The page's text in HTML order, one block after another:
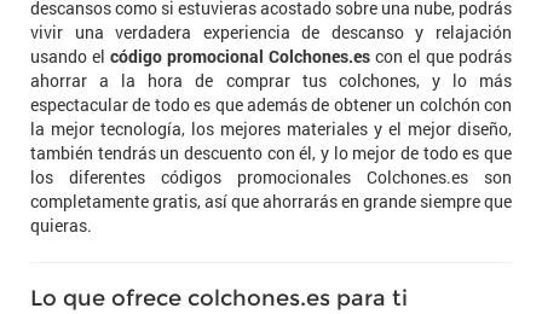
descansos como si estuvieras acostado sobre una nube, podrás
vivir una verdadera experiencia de descanso y relajación
usando el código promocional Colchones.es con el que podrás
ahorrar a la hora de comprar tus colchones, y lo más
espectacular de todo es que además de obtener un colchón con
la mejor tecnología, los mejores materiales y el mejor diseño,
también tendrás un descuento con él, y lo mejor de todo es que
los diferentes códigos promocionales Colchones.es son
completamente gratis, así que ahorrarás en grande siempre que
quieras.
Lo que ofrece colchones.es para ti